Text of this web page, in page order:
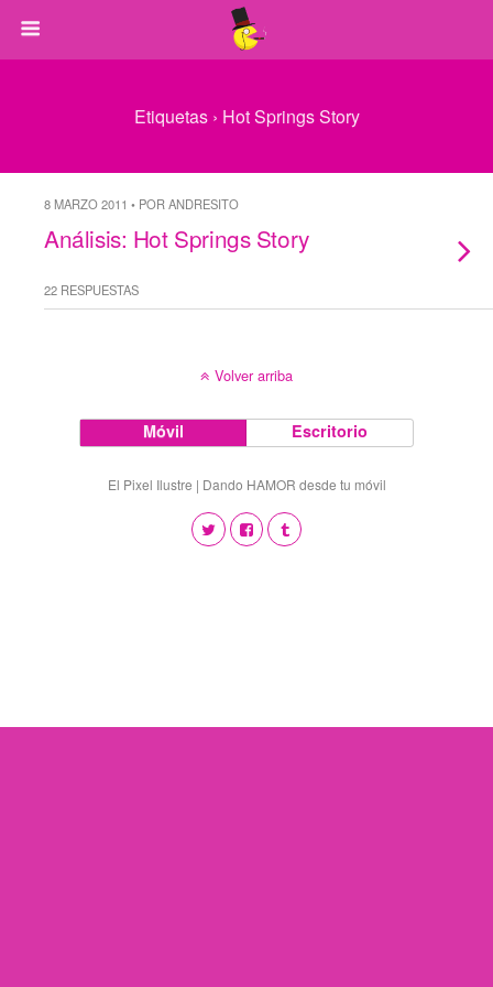
Etiquetas › Hot Springs Story
8 MARZO 2011 • POR ANDRESITO
Análisis: Hot Springs Story
22 RESPUESTAS
Volver arriba
Móvil Escritorio
El Pixel Ilustre | Dando HAMOR desde tu móvil